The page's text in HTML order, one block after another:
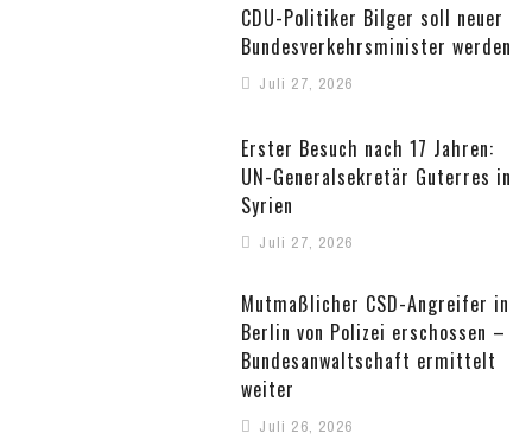
CDU-Politiker Bilger soll neuer
Bundesverkehrsminister werden
Juli 27, 2026
Erster Besuch nach 17 Jahren:
UN-Generalsekretär Guterres in
Syrien
Juli 27, 2026
Mutmaßlicher CSD-Angreifer in
Berlin von Polizei erschossen –
Bundesanwaltschaft ermittelt
weiter
Juli 26, 2026